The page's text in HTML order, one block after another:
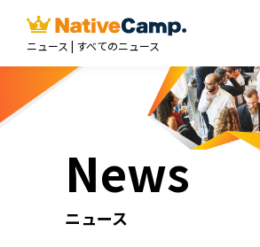
ニュース | すべてのニュース
News
ニュース